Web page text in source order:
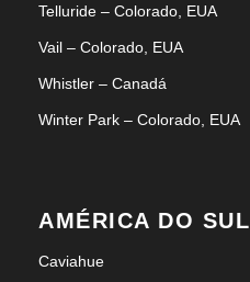
Telluride – Colorado, EUA
Vail – Colorado, EUA
Whistler – Canadá
Winter Park – Colorado, EUA
AMÉRICA DO SUL
Caviahue